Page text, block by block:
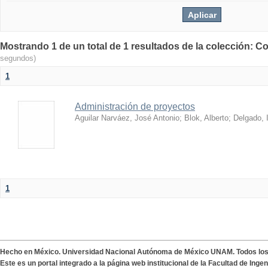
Mostrando 1 de un total de 1 resultados de la colección:
segundos)
1
Administración de proyectos
Aguilar Narváez, José Antonio; Blok, Alberto; Delgado,
1
Hecho en México. Universidad Nacional Autónoma de México UNAM. Todos
Este es un portal integrado a la página web institucional de la Facultad de